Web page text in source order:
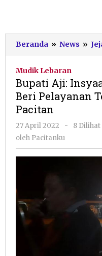
Beranda » News »
Mudik Lebaran
Bupati Aji:
Beri Pelayanan
Pacitan
27 April 2022
oleh
Pacitanku
-
8 Dilihat
oleh Pacitanku